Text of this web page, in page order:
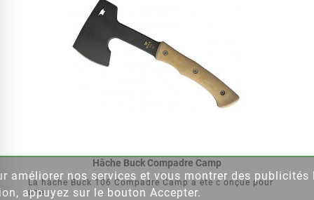
Hâche Buck Compadre Camp
La hâche Buck 106 Compadre Camp a été c onçue pour
une...
améliorer nos services et vous montrer des
appuyez sur le bouton Accepter.